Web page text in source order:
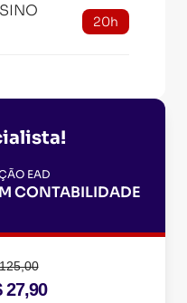
20h
EAD
CONTABILIDADE
27,90